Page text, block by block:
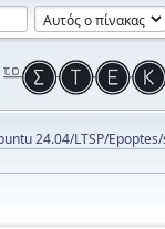
24.04/LTSP/